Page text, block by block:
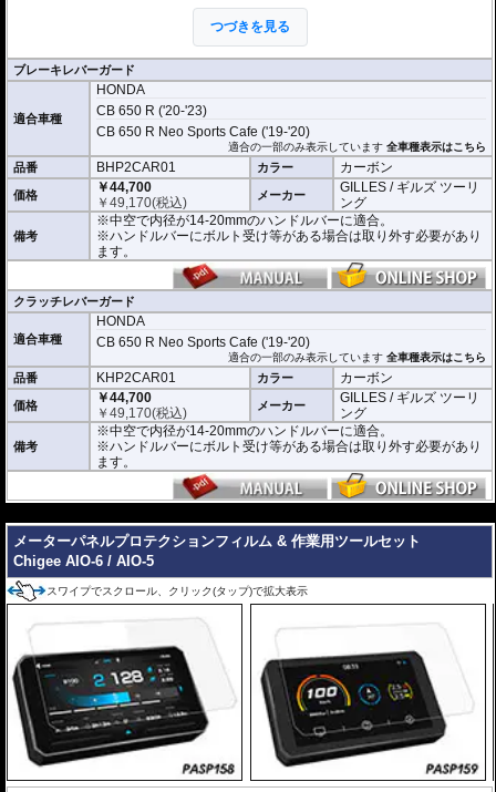
構造、素材すべてにおいて、さらなる改良が加えられています。
これまでのレバーガードと同様に2ピース構造を採用。
本体はアルミビレットからの削り出しで、ブラックハードアルマイト処理を施
しました。
プロテクションピースは高品質カーボンを使用。
軽量化と剛性、柔軟性を高い次元でバランスさせることに成功しました。
開き角の調節も可能。調節幅は内側、外側へ5°(先端で約13mm)あり、アジャス
トレバーの使用時などにも対応します。
※写真はシリーズ代表イメージです。車種により形状、デザインが異なる場合
があります。
つづきを見る
ブレーキレバーガード
適合車種
HONDA
CB 650 R ('20-'23)
CB 650 R Neo Sports Cafe ('19-'20)
適合の一部のみ表示しています全車種表示はこちら
品番 BHP2CAR01 カラー カーボン
価格
￥44,700
￥49,170(税込) メーカー
GILLES / ギルズ ツーリ
ング
備考
※中空で内径が14-20mmのハンドルバーに適合。
※ハンドルバーにボルト受け等がある場合は取り外す必要があり
ます。
クラッチレバーガード
適合車種
HONDA
CB 650 R Neo Sports Cafe ('19-'20)
適合の一部のみ表示しています全車種表示はこちら
品番 KHP2CAR01 カラー カーボン
価格
￥44,700
￥49,170(税込) メーカー
GILLES / ギルズ ツーリ
ング
備考
※中空で内径が14-20mmのハンドルバーに適合。
※ハンドルバーにボルト受け等がある場合は取り外す必要があり
ます。
メーターパネルプロテクションフィルム & 作業用ツールセット
Chigee AIO-6 / AIO-5
スワイプでスクロール、クリック(タップ)で拡大表示